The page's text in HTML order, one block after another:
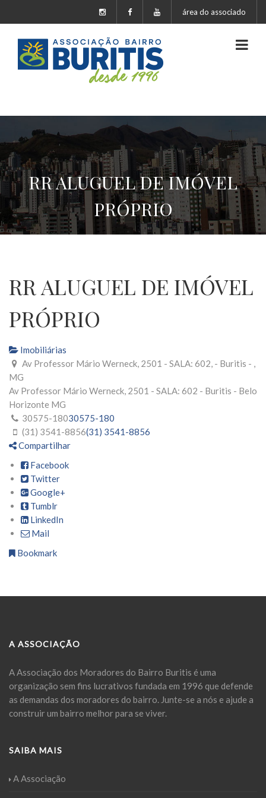
área do associado
RR ALUGUEL DE IMÓVEL
PRÓPRIO
RR ALUGUEL DE IMÓVEL
PRÓPRIO
Imobiliárias
Av Professor Mário Werneck, 2501 - SALA: 602, - Buritis - ,
MG
Av Professor Mário Werneck, 2501 - SALA: 602 - Buritis - Belo
Horizonte MG
30575-18030575-180
(31) 3541-8856(31) 3541-8856
Compartilhar
Facebook
Twitter
Google+
Tumblr
LinkedIn
Mail
Bookmark
A ASSOCIAÇÃO
A Associação dos Moradores do Bairro Buritis é uma
organização sem fins lucrativos fundada em 1996 que defende
as demandas dos moradores do bairro. Junte-se a nós e ajude a
construir um bairro melhor para se viver.
SAIBA MAIS
A Associação